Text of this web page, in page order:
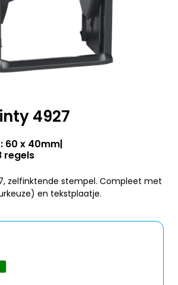
4927
60 x 40mm
regels
zelfinktende stempel. Compleet met
en tekstplaatje.